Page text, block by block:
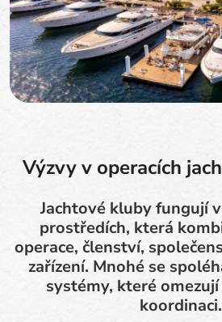
Výzvy v operacích
Jachtové kluby fungují
prostředích, která
operace, členství,
zařízení. Mnohé se
systémy, které
koordinaci.